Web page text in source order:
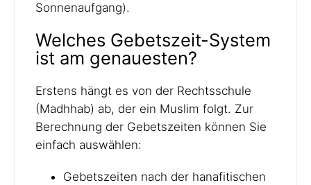
Sonnenaufgang).
Welches Gebetszeit-System
ist am genauesten?
Erstens hängt es von der Rechtsschule
(Madhhab) ab, der ein Muslim folgt. Zur
Berechnung der Gebetszeiten können Sie
einfach auswählen:
Gebetszeiten nach der hanafitischen